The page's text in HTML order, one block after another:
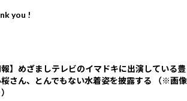
you !
報】めざましテレビのイマドキに出演している豊
桜さん、とんでもない水着姿を披露する （※画像